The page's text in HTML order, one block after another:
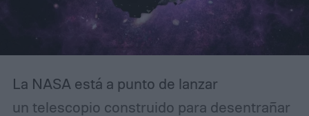
La NASA está a punto de lanzar
un telescopio construido para desentrañar